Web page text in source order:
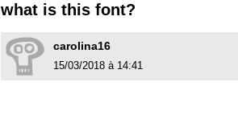
what is this font?
carolina16
15/03/2018 à 14:41